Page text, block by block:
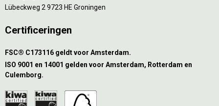
Lübeckweg 2 9723 HE Groningen
Certificeringen
FSC® C173116 geldt voor Amsterdam.
ISO 9001 en 14001 gelden voor Amsterdam, Rotterdam en
Culemborg.